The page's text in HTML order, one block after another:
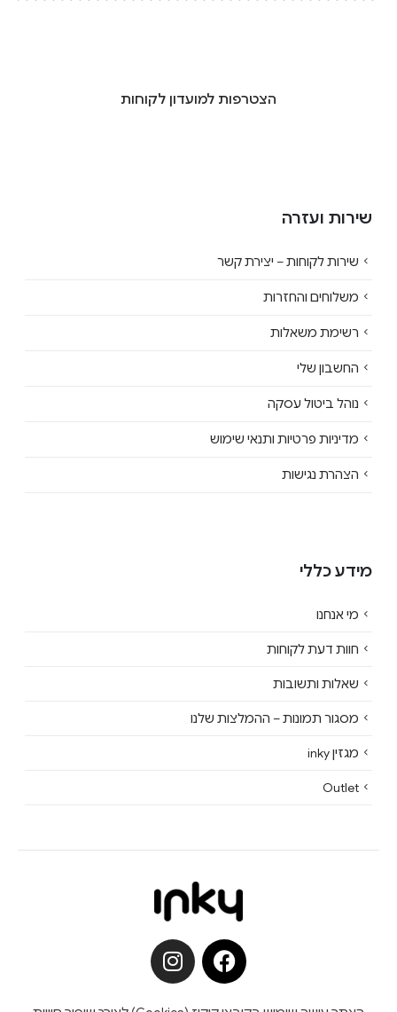
הצטרפות למועדון לקוחות
שירות ועזרה
שירות לקוחות – יצירת קשר
משלוחים והחזרות
רשימת משאלות
החשבון שלי
נוהל ביטול עסקה
מדיניות פרטיות ותנאי שימוש
הצהרת נגישות
מידע כללי
מי אנחנו
חוות דעת לקוחות
שאלות ותשובות
מסגור תמונות – ההמלצות שלנו
מגזין inky
Outlet